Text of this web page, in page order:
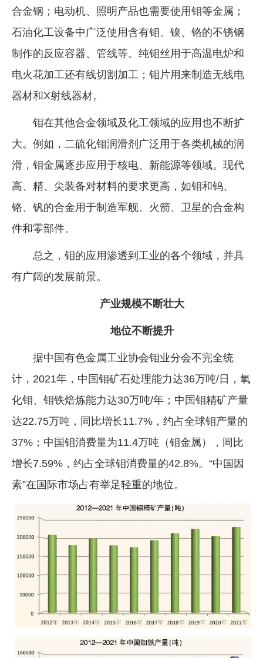
合金钢；电动机、照明产品也需要使用钼等金属；
石油化工设备中广泛使用含有钼、镍、铬的不锈钢
制作的反应容器、管线等。纯钼丝用于高温电炉和
电火花加工还有线切割加工；钼片用来制造无线电
器材和X射线器材。
钼在其他合金领域及化工领域的应用也不断扩
大。例如，二硫化钼润滑剂广泛用于各类机械的润
滑，钼金属逐步应用于核电、新能源等领域。现代
高、精、尖装备对材料的要求更高，如钼和钨、
铬、钒的合金用于制造军舰、火箭、卫星的合金构
件和零部件。
总之，钼的应用渗透到工业的各个领域，并具
有广阔的发展前景。
产业规模不断壮大
地位不断提升
据中国有色金属工业协会钼业分会不完全统
计，2021年，中国钼矿石处理能力达36万吨/日，氧
化钼、钼铁焙炼能力达30万吨/年；中国钼精矿产量
达22.75万吨，同比增长11.7%，约占全球钼产量的
37%；中国钼消费量为11.4万吨（钼金属），同比
增长7.59%，约占全球钼消费量的42.8%。“中国因
素”在国际市场占有举足轻重的地位。